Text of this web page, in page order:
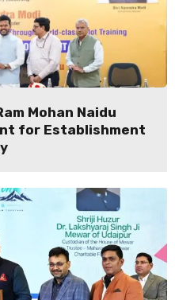
Mohan Naidu
for Establishment